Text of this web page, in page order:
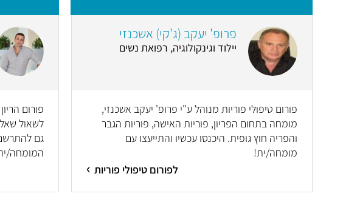
פרופ' יעקב (ג'קי) אשכנזי
יילוד וגינקולוגיה, רפואת נשים
פורום טיפולי פוריות מנוהל ע"י פרופ' יעקב אשכנזי,
מומחה בתחום הפריון, פוריות האישה, פוריות הגבר
והפריה חוץ גופית. היכנסו עכשיו והתייעצו עם
מומחה/ית!
לפורום טיפולי פוריות
פורום
לשאול
גם
המומחה/